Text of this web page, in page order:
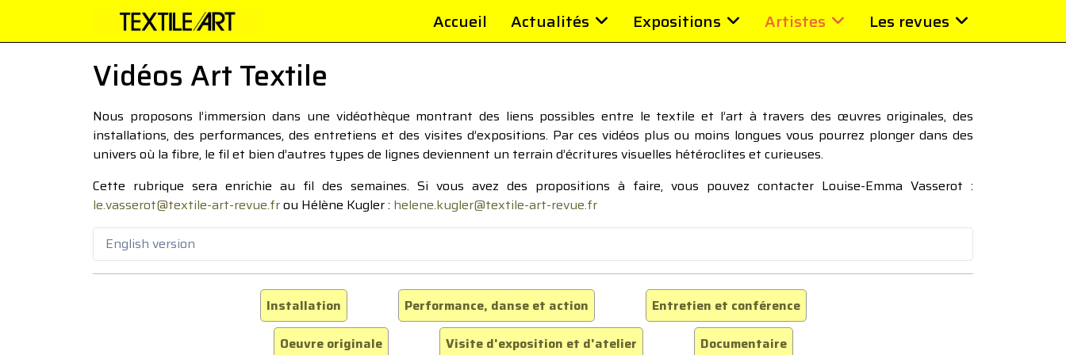
Accueil Actualités Expositions Artistes Les revues
Vidéos Art Textile
Nous proposons l’immersion dans une vidéothèque montrant des liens possibles entre le textile et l’art à travers des œuvres originales, des
installations, des performances, des entretiens et des visites d’expositions. Par ces vidéos plus ou moins longues vous pourrez plonger dans des
univers où la fibre, le fil et bien d’autres types de lignes deviennent un terrain d’écritures visuelles hétéroclites et curieuses.
Cette rubrique sera enrichie au fil des semaines. Si vous avez des propositions à faire, vous pouvez contacter Louise-Emma Vasserot :
le.vasserot@textile-art-revue.frou Hélène Kugler : helene.kugler@textile-art-revue.fr
English version
Installation Performance, danse et action
Entretien et conférence
Oeuvre originale
Visite d'exposition et d'atelier Documentaire